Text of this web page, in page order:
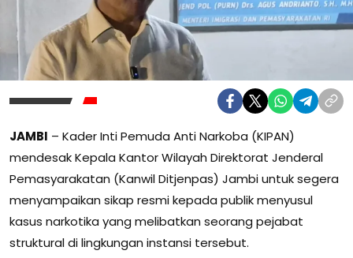
JAMBI – Kader Inti Pemuda Anti Narkoba (KIPAN)
mendesak Kepala Kantor Wilayah Direktorat Jenderal
Pemasyarakatan (Kanwil Ditjenpas) Jambi untuk segera
menyampaikan sikap resmi kepada publik menyusul
kasus narkotika yang melibatkan seorang pejabat
struktural di lingkungan instansi tersebut.